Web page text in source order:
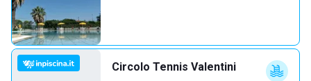
Circolo Tennis Valentini